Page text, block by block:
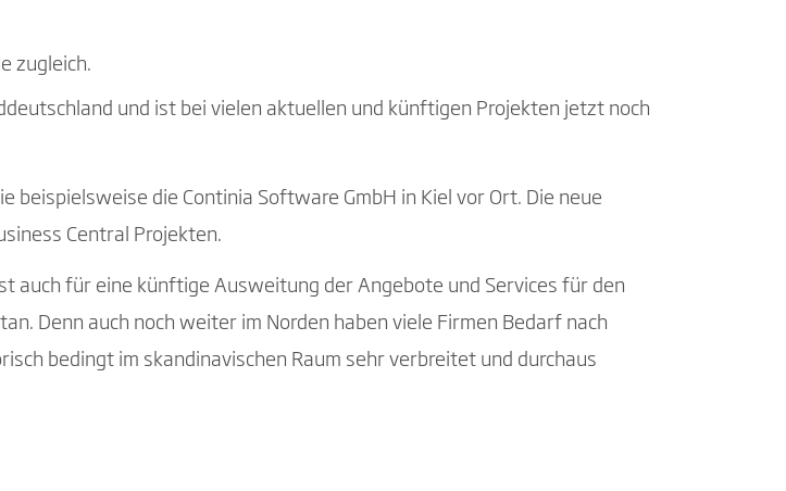
zugleich.
und ist bei vielen aktuellen und künftigen Projekten jetzt noch
die Continia Software GmbH in Kiel vor Ort. Die neue
Central Projekten.
auch für eine künftige Ausweitung der Angebote und Services für den
Denn auch noch weiter im Norden haben viele Firmen Bedarf nach
bedingt im skandinavischen Raum sehr verbreitet und durchaus